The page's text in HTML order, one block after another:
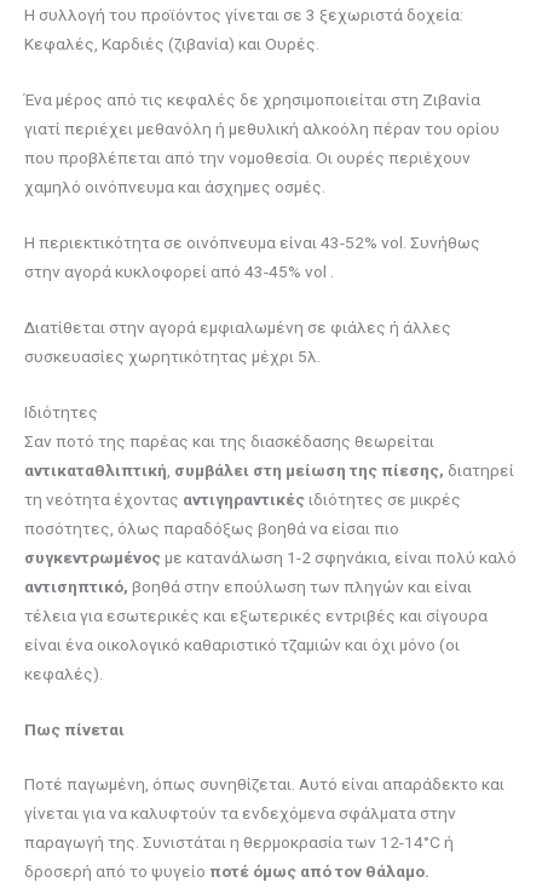
Η συλλογή του προϊόντος γίνεται σε 3 ξεχωριστά δοχεία:
Κεφαλές, Καρδιές (ζιβανία) και Ουρές.
Ένα μέρος από τις κεφαλές δε χρησιμοποιείται στη Ζιβανία
γιατί περιέχει μεθανόλη ή μεθυλική αλκοόλη πέραν του ορίου
που προβλέπεται από την νομοθεσία. Οι ουρές περιέχουν
χαμηλό οινόπνευμα και άσχημες οσμές.
Η περιεκτικότητα σε οινόπνευμα είναι 43-52% vol. Συνήθως
στην αγορά κυκλοφορεί από 43-45% vol .
Διατίθεται στην αγορά εμφιαλωμένη σε φιάλες ή άλλες
συσκευασίες χωρητικότητας μέχρι 5λ.
Ιδιότητες
Σαν ποτό της παρέας και της διασκέδασης θεωρείται
αντικαταθλιπτική συμβάλει στη μείωση της πίεσης, διατηρεί
τη νεότητα έχοντας αντιγηραντικέςιδιότητες σε μικρές
ποσότητες, όλως παραδόξως βοηθά να είσαι πιο
συγκεντρωμένοςμε κατανάλωση 1-2 σφηνάκια, είναι πολύ καλό
αντισηπτικό, βοηθά στην επούλωση των πληγών και είναι
τέλεια για εσωτερικές και εξωτερικές εντριβές και σίγουρα
είναι ένα οικολογικό καθαριστικό τζαμιών και όχι μόνο (οι
κεφαλές).
Πως πίνεται
Ποτέ παγωμένη, όπως συνηθίζεται. Αυτό είναι απαράδεκτο και
γίνεται για να καλυφτούν τα ενδεχόμενα σφάλματα στην
παραγωγή της. Συνιστάται η θερμοκρασία των 12-14°C ή
δροσερή από το ψυγείο ποτέ όμως από τον θάλαμο.